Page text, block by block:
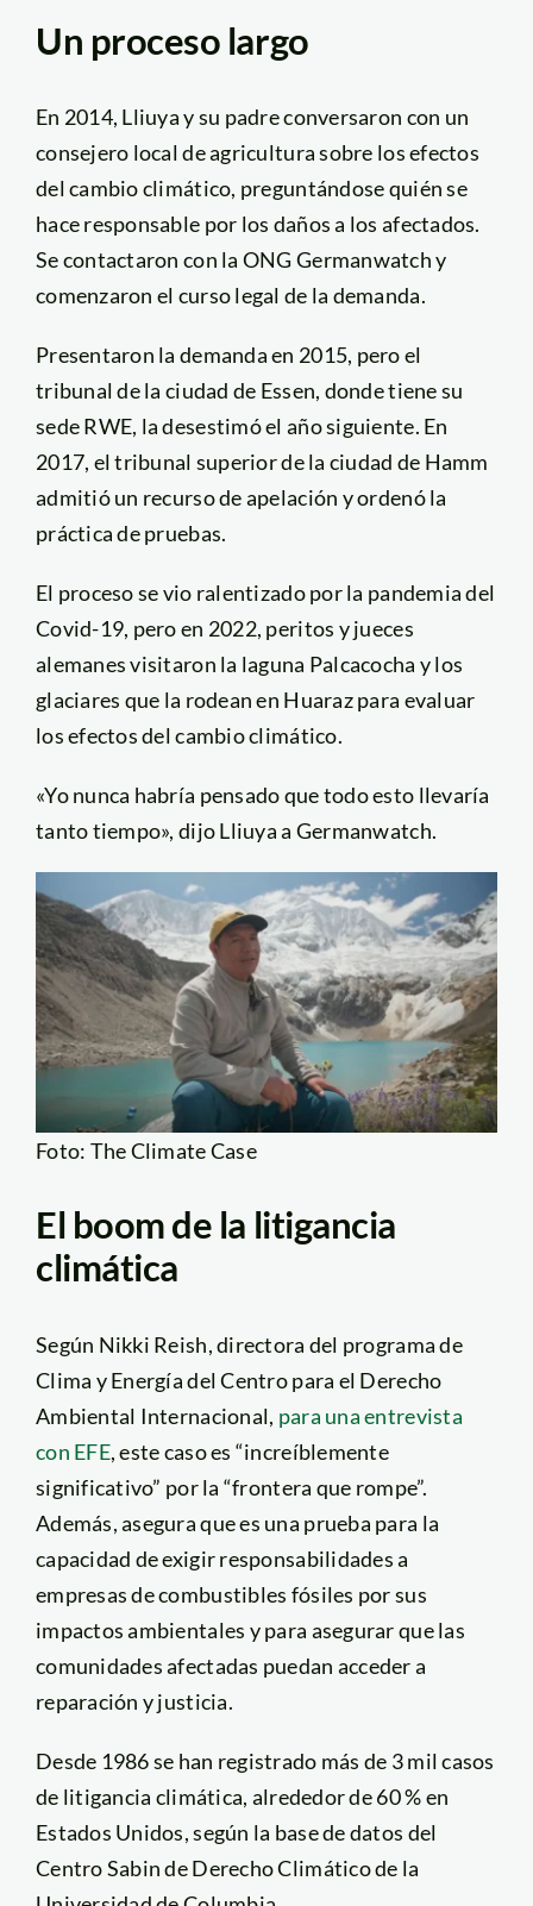
Un proceso largo
En 2014, Lliuya y su padre conversaron con un
consejero local de agricultura sobre los efectos
del cambio climático, preguntándose quién se
hace responsable por los daños a los afectados.
Se contactaron con la ONG Germanwatch y
comenzaron el curso legal de la demanda.
Presentaron la demanda en 2015, pero el
tribunal de la ciudad de Essen, donde tiene su
sede RWE, la desestimó el año siguiente. En
2017, el tribunal superior de la ciudad de Hamm
admitió un recurso de apelación y ordenó la
práctica de pruebas.
El proceso se vio ralentizado por la pandemia del
Covid-19, pero en 2022, peritos y jueces
alemanes visitaron la laguna Palcacocha y los
glaciares que la rodean en Huaraz para evaluar
los efectos del cambio climático.
«Yo nunca habría pensado que todo esto llevaría
tanto tiempo», dijo Lliuya a Germanwatch.
Foto: The Climate Case
El boom de la litigancia
climática
Según Nikki Reish, directora del programa de
Clima y Energía del Centro para el Derecho
Ambiental Internacional, para una entrevista
con EFE, este caso es “increíblemente
significativo” por la “frontera que rompe”.
Además, asegura que es una prueba para la
capacidad de exigir responsabilidades a
empresas de combustibles fósiles por sus
impactos ambientales y para asegurar que las
comunidades afectadas puedan acceder a
reparación y justicia.
Desde 1986 se han registrado más de 3 mil casos
de litigancia climática, alrededor de 60 % en
Estados Unidos, según la base de datos del
Centro Sabin de Derecho Climático de la